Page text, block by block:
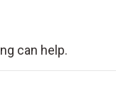
can help.